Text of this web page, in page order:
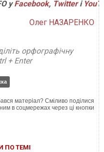
уFacebook, Twitterі
Олег НАЗАРЕНКО
орфографічну
+ Enter
матеріал? Сміливо поділися
ним в соцмережах через ці кнопки
ПО ТЕМІ